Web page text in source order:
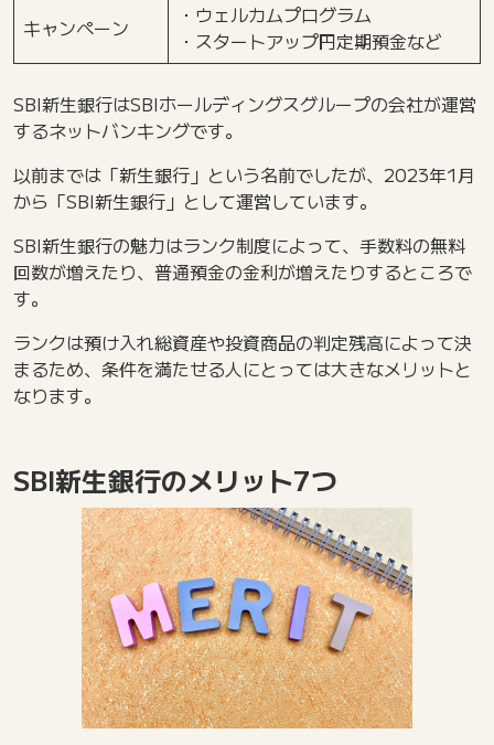
キャンペーン
・ウェルカムプログラム
・スタートアップ円定期預金など
SBI新生銀行はSBIホールディングスグループの会社が運営
するネットバンキングです。
以前までは「新生銀行」という名前でしたが、2023年1月
から「SBI新生銀行」として運営しています。
SBI新生銀行の魅力はランク制度によって、手数料の無料
回数が増えたり、普通預金の金利が増えたりするところで
す。
ランクは預け入れ総資産や投資商品の判定残高によって決
まるため、条件を満たせる人にとっては大きなメリットと
なります。
SBI新生銀行のメリット7つ